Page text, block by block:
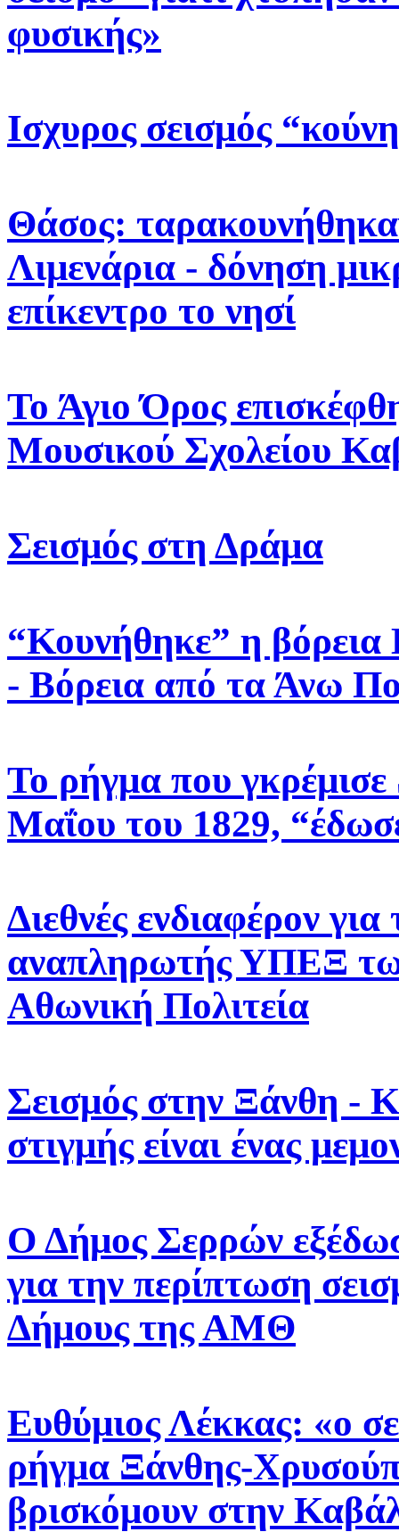
φυσικής»
Ισχυρος σεισμός
Θάσος:
Λιμενάρια - δόνηση
επίκεντρο το νησί
Το Άγιο Όρος
Μουσικού Σχολείου
Σεισμός στη Δράμα
“Κουνήθηκε” η βόρεια
- Βόρεια από τα Άνω
Το ρήγμα που
Μαΐου του 1829,
Διεθνές ενδιαφέρον
αναπληρωτής ΥΠΕΞ
Αθωνική Πολιτεία
Σεισμός στην Ξάνθη -
στιγμής είναι ένας
Ο Δήμος Σερρών
για την περίπτωση
Δήμους της ΑΜΘ
Ευθύμιος Λέκκας: «ο
ρήγμα Ξάνθης-
βρισκόμουν στην